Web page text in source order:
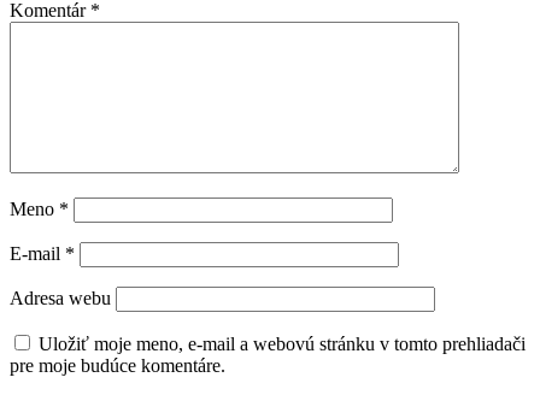
Komentár *
Meno *
E-mail *
Adresa webu
Uložiť moje meno, e-mail a webovú stránku v tomto prehliadači
pre moje budúce komentáre.